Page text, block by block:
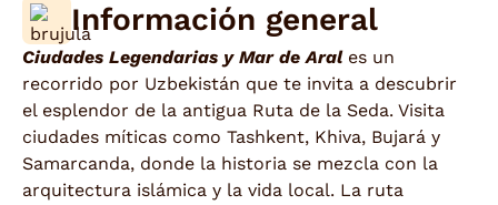
Información general
Ciudades Legendarias y Mar de Aral es un
recorrido por Uzbekistán que te invita a descubrir
el esplendor de la antigua Ruta de la Seda. Visita
ciudades míticas como Tashkent, Khiva, Bujará y
Samarcanda, donde la historia se mezcla con la
arquitectura islámica y la vida local. La ruta